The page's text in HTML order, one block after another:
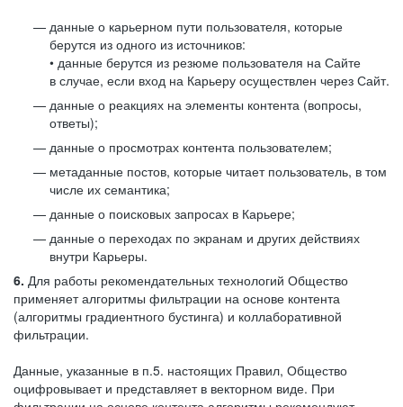
данные о карьерном пути пользователя, которые
берутся из одного из источников:
• данные берутся из резюме пользователя на Сайте
в случае, если вход на Карьеру осуществлен через Сайт.
данные о реакциях на элементы контента (вопросы,
ответы);
данные о просмотрах контента пользователем;
метаданные постов, которые читает пользователь, в том
числе их семантика;
данные о поисковых запросах в Карьере;
данные о переходах по экранам и других действиях
внутри Карьеры.
6. Для работы рекомендательных технологий Общество
применяет алгоритмы фильтрации на основе контента
(алгоритмы градиентного бустинга) и коллаборативной
фильтрации.
Данные, указанные в п.5. настоящих Правил, Общество
оцифровывает и представляет в векторном виде. При